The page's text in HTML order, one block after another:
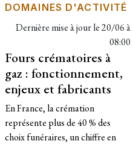
DOMAINES D'ACTIVITÉ
Dernière mise à jour le20/06 à
08:00
Fours crématoires à
gaz : fonctionnement,
enjeux et fabricants
En France, la crémation
représente plus de 40 % des
choix funéraires, un chiffre en